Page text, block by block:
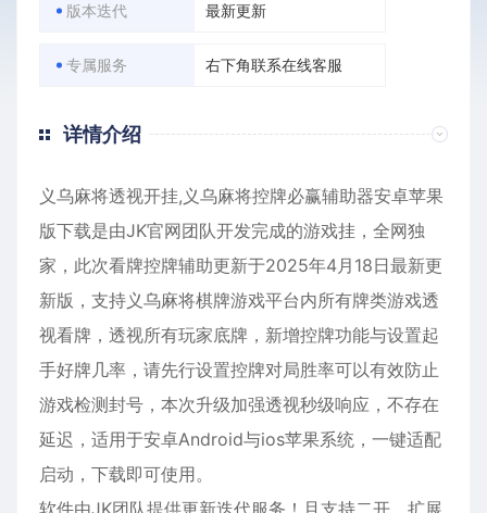
版本迭代 最新更新
专属服务 右下角联系在线客服
详情介绍
义乌麻将透视开挂,义乌麻将控牌必赢辅助器安卓苹果
版下载是由JK官网团队开发完成的游戏挂，全网独
家，此次看牌控牌辅助更新于2025年4月18日最新更
新版，支持义乌麻将棋牌游戏平台内所有牌类游戏透
视看牌，透视所有玩家底牌，新增控牌功能与设置起
手好牌几率，请先行设置控牌对局胜率可以有效防止
游戏检测封号，本次升级加强透视秒级响应，不存在
延迟，适用于安卓Android与ios苹果系统，一键适配
启动，下载即可使用。
软件由JK团队提供更新迭代服务！且支持二开，扩展